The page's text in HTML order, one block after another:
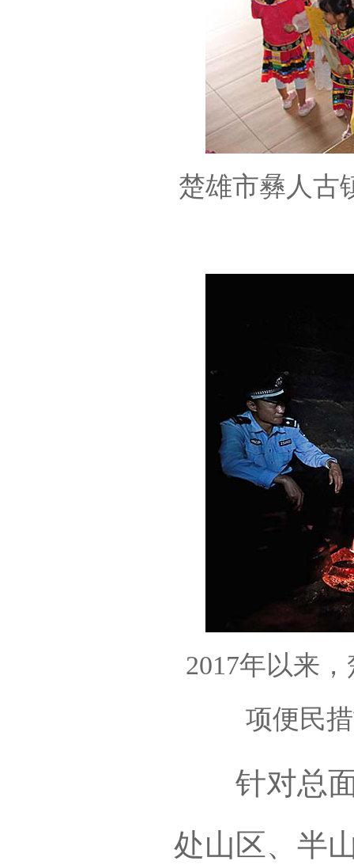
楚雄市彝人古
2017年以来
项便民
针对总面
处山区、半